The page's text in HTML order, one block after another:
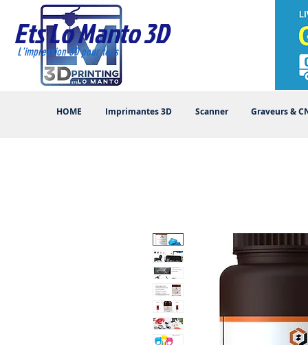
Ets Lo Manto 3D
HOME Imprimantes 3D Scanner Graveurs &
L'impression 3D pour tous